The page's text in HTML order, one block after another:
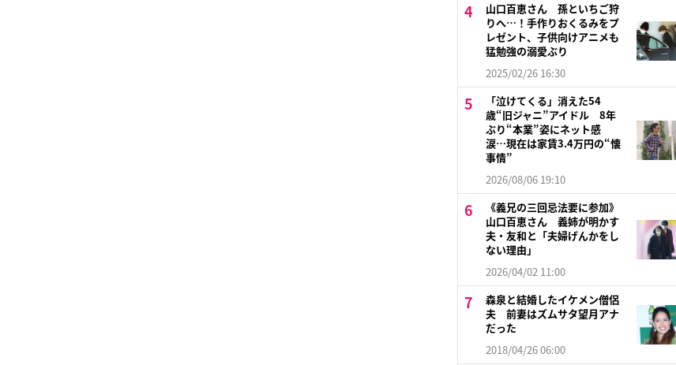
山口百恵さん 孫といちご狩
りへ…！手作りおくるみをプ
レゼント、子供向けアニメも
猛勉強の溺愛ぶり
2025/02/26 16:30
「泣けてくる」消えた54
歳“旧ジャニ”アイドル 8年
ぶり“本業”姿にネット感
涙…現在は家賃3.4万円の“懐
事情”
2026/08/06 19:10
《義兄の三回忌法要に参加》
山口百恵さん 義姉が明かす
夫・友和と「夫婦げんかをし
ない理由」
2026/04/02 11:00
森泉と結婚したイケメン僧侶
夫 前妻はズムサタ望月アナ
だった
2018/04/26 06:00